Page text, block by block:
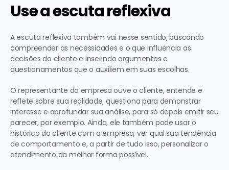
Use a escuta reflexiva
A escuta reflexiva também vai nesse sentido, buscando
compreender as necessidades e o que influencia as
decisões do cliente e inserindo argumentos e
questionamentos que o auxiliem em suas escolhas.
O representante da empresa ouve o cliente, entende e
reflete sobre sua realidade, questiona para demonstrar
interesse e aprofundar sua análise, para só depois emitir seu
parecer, por exemplo. Ainda, ele também pode usar o
histórico do cliente com a empresa, ver qual sua tendência
de comportamento e, a partir de tudo isso, personalizar o
atendimento da melhor forma possível.